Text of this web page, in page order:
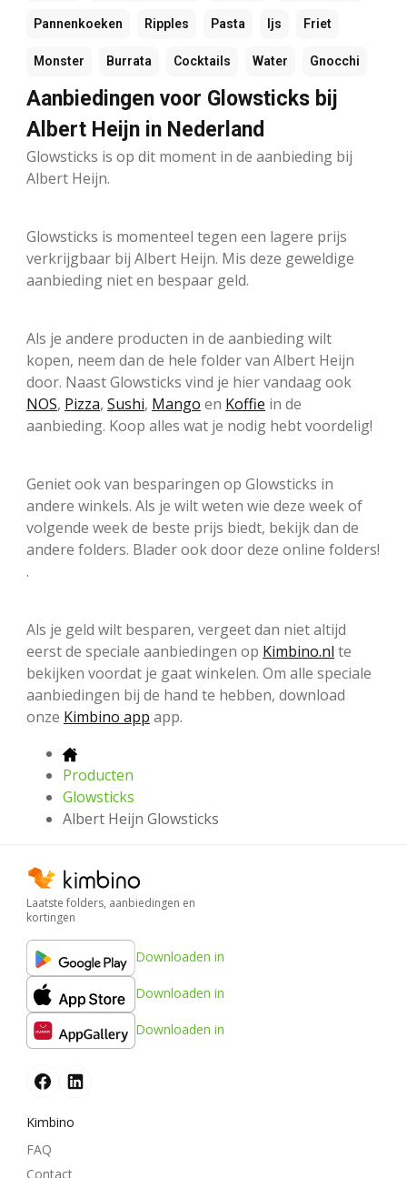
Pannenkoeken Ripples Pasta Ijs Friet
Monster Burrata Cocktails Water Gnocchi
Aanbiedingen voor Glowsticks bij
Albert Heijn in Nederland
Glowsticks is op dit moment in de aanbieding bij
Albert Heijn.
Glowsticks is momenteel tegen een lagere prijs
verkrijgbaar bij Albert Heijn. Mis deze geweldige
aanbieding niet en bespaar geld.
Als je andere producten in de aanbieding wilt
kopen, neem dan de hele folder van Albert Heijn
door. Naast Glowsticks vind je hier vandaag ook
NOS, Pizza, Sushi, Mango en Koffie in de
aanbieding. Koop alles wat je nodig hebt voordelig!
Geniet ook van besparingen op Glowsticks in
andere winkels. Als je wilt weten wie deze week of
volgende week de beste prijs biedt, bekijk dan de
andere folders. Blader ook door deze online folders!
.
Als je geld wilt besparen, vergeet dan niet altijd
eerst de speciale aanbiedingen op Kimbino.nl te
bekijken voordat je gaat winkelen. Om alle speciale
aanbiedingen bij de hand te hebben, download
onze Kimbino app app.
Producten
Glowsticks
Albert Heijn Glowsticks
Laatste folders, aanbiedingen en
kortingen
Downloaden in
Downloaden in
Downloaden in
Kimbino
FAQ
Contact